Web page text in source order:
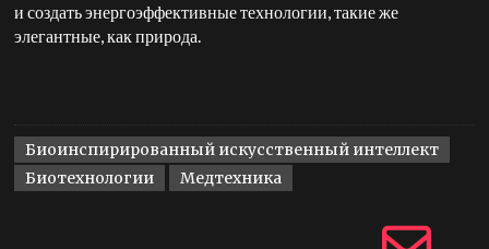
и создать энергоэффективные технологии, такие же
элегантные, как природа.
Биоинспирированный искусственный интеллект
Биотехнологии
Медтехника